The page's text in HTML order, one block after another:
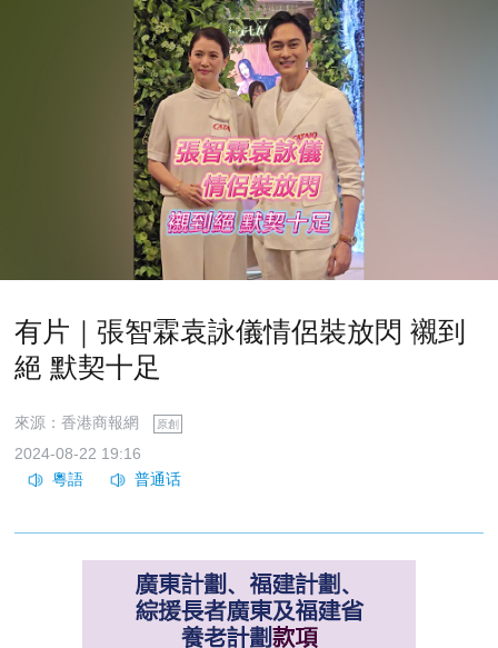
有片｜張智霖袁詠儀情侶裝放閃 襯到
絕 默契十足
來源：香港商報網 原創
2024-08-22 19:16